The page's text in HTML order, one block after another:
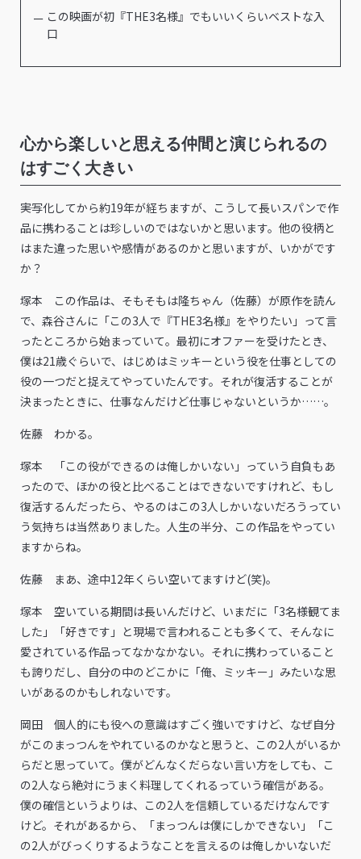
この映画が初『THE3名様』でもいいくらいベストな入
口
心から楽しいと思える仲間と演じられるの
はすごく大きい
――実写化してから約19年が経ちますが、こうして長いスパンで作
品に携わることは珍しいのではないかと思います。他の役柄と
はまた違った思いや感情があるのかと思いますが、いかがです
か？
塚本 この作品は、そもそもは隆ちゃん（佐藤）が原作を読ん
で、森谷さんに「この3人で『THE3名様』をやりたい」って言
ったところから始まっていて。最初にオファーを受けたとき、
僕は21歳ぐらいで、はじめはミッキーという役を仕事としての
役の一つだと捉えてやっていたんです。それが復活することが
決まったときに、仕事なんだけど仕事じゃないというか……。
佐藤 わかる。
塚本 「この役ができるのは俺しかいない」っていう自負もあ
ったので、ほかの役と比べることはできないですけれど、もし
復活するんだったら、やるのはこの3人しかいないだろうってい
う気持ちは当然ありました。人生の半分、この作品をやってい
ますからね。
佐藤 まあ、途中12年くらい空いてますけど(笑)。
塚本 空いている期間は長いんだけど、いまだに「3名様観てま
した」「好きです」と現場で言われることも多くて、そんなに
愛されている作品ってなかなかない。それに携わっていること
も誇りだし、自分の中のどこかに「俺、ミッキー」みたいな思
いがあるのかもしれないです。
岡田 個人的にも役への意識はすごく強いですけど、なぜ自分
がこのまっつんをやれているのかなと思うと、この2人がいるか
らだと思っていて。僕がどんなくだらない言い方をしても、こ
の2人なら絶対にうまく料理してくれるっていう確信がある。
僕の確信というよりは、この2人を信頼しているだけなんです
けど。それがあるから、「まっつんは僕にしかできない」「こ
の2人がびっくりするようなことを言えるのは俺しかいないだ